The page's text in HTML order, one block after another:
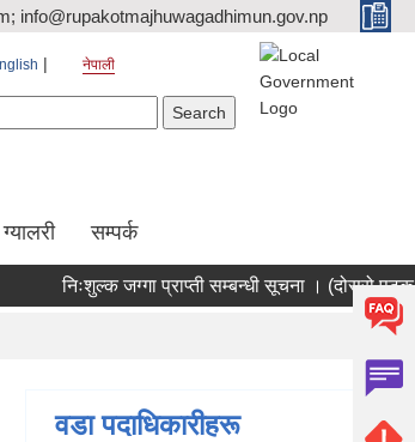
info@rupakotmajhuwagadhimun.gov.np
नेपाली
ग्यालरी सम्पर्क
निःशुल्क जग्गा प्राप्ती सम्बन्धी सूचना । (दोस्रो पटक
वडा पदाधिकारीहरू